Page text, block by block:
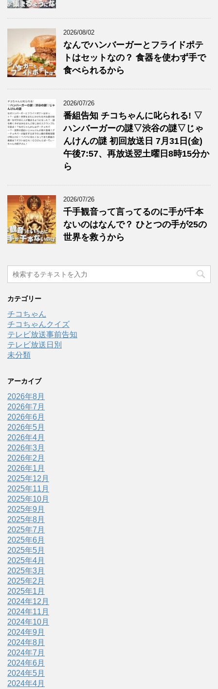
2026/08/02
なんでハンバーガーとフライドポテ
トはセットなの？ 食器を使わず手で
食べられるから
2026/07/26
番組告知 チコちゃんに叱られる! ▽
ハンバーガーの謎▽渋谷の謎▽じゃ
んけんの謎 初回放送日 7月31日(金)
午後7:57、再放送翌土曜日8時15分か
ら
2026/07/26
千手観音って言ってるのに手が千本
ないのはなんで？ ひとつの手が25の
世界を救うから
カテゴリー
チコちゃん
チコちゃんクイズ
テレビ放送事前告知
テレビ放送日別
未分類
アーカイブ
2026年8月
2026年7月
2026年6月
2026年5月
2026年4月
2026年3月
2026年2月
2026年1月
2025年12月
2025年11月
2025年10月
2025年9月
2025年8月
2025年7月
2025年6月
2025年5月
2025年4月
2025年3月
2025年2月
2025年1月
2024年12月
2024年11月
2024年10月
2024年9月
2024年8月
2024年7月
2024年6月
2024年5月
2024年4月